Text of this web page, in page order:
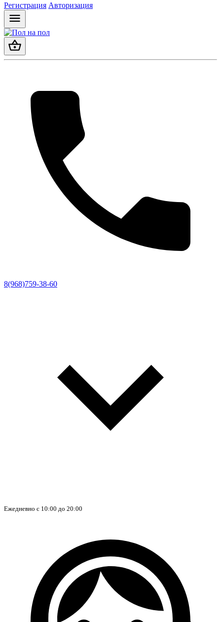
Регистрация Авторизация
8(968)759-38-60
Ежедневно с 10:00 до 20:00